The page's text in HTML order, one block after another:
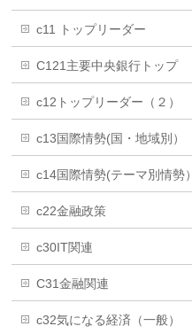
c11 トップリーダー
C121主要中央銀行トップ
c12トップリーダー（２）
c13国際情勢(国・地域別）
c14国際情勢(テーマ別情勢）
c22金融政策
c30IT関連
C31金融関連
c32気になる経済（一般）